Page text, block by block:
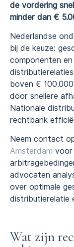
de vordering
minder dan €
Nederlandse
bij de keuze:
componenten
boven €
door snellere
Nationale
rechtbank
Neem contact
Amsterdam voor
advocaten
over optimale
distributierelatie
Wat zijn